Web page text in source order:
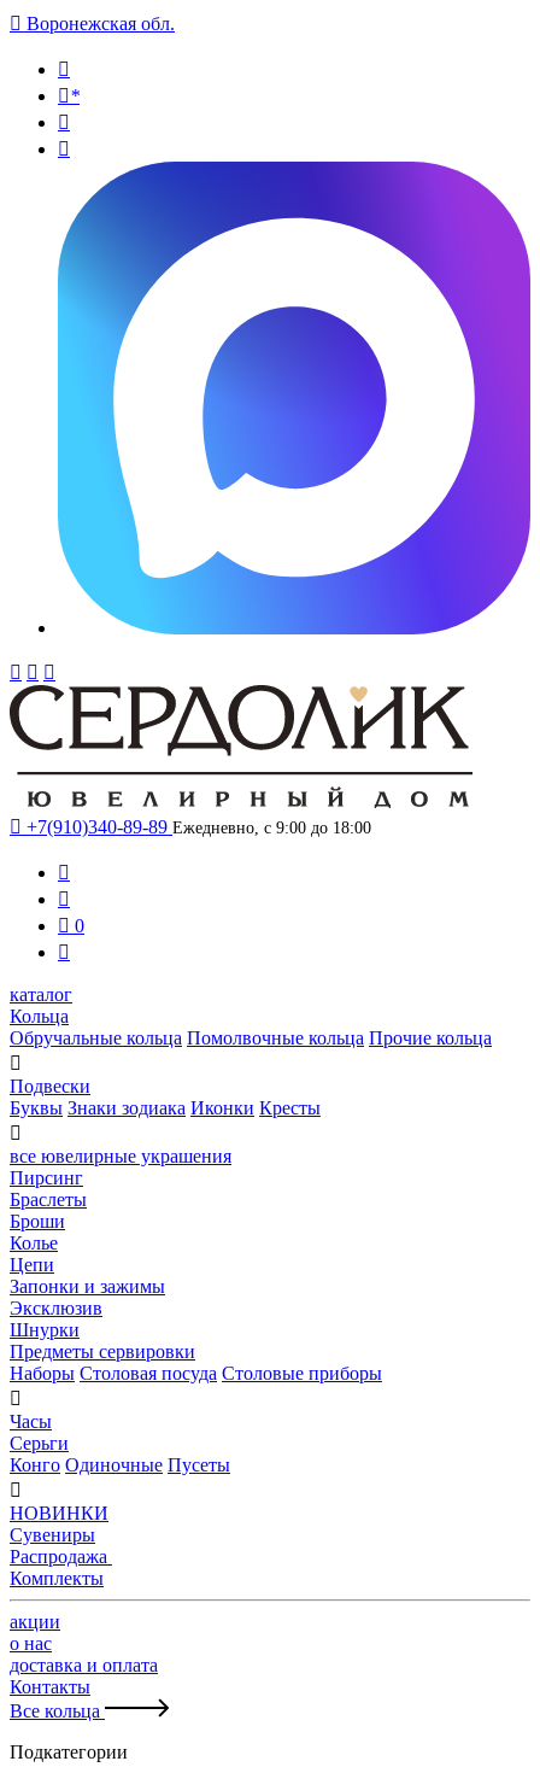
 Воронежская обл.

*


  
 +7(910)340-89-89 Ежедневно, с 9:00 до 18:00


 0

каталог
Кольца
Обручальные кольца Помолвочные кольца Прочие кольца

Подвески
Буквы Знаки зодиака Иконки Кресты

все ювелирные украшения
Пирсинг
Браслеты
Броши
Колье
Цепи
Запонки и зажимы
Эксклюзив
Шнурки
Предметы сервировки
Наборы Столовая посуда Столовые приборы

Часы
Серьги
Конго Одиночные Пусеты

НОВИНКИ
Сувениры
Распродажа
Комплекты
акции
о нас
доставка и оплата
Контакты
Все кольца
Подкатегории